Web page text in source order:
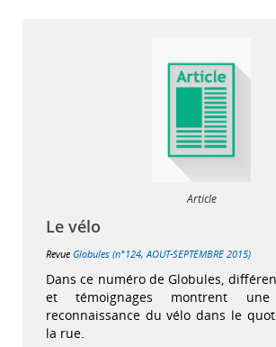
Article
Le vélo
Revue Globules (n°124, AOUT-SEPTEMBRE 2015)
Dans ce numéro de Globules,
et témoignages montrent
reconnaissance du vélo dans le
la rue.